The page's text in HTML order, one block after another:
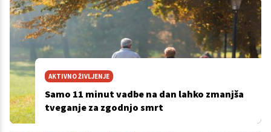
AKTIVNO ŽIVLJENJE
Samo 11 minut vadbe na dan lahko zmanjša
tveganje za zgodnjo smrt